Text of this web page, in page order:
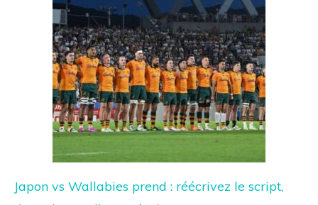
Japon vs Wallabies prend : réécrivez le script,